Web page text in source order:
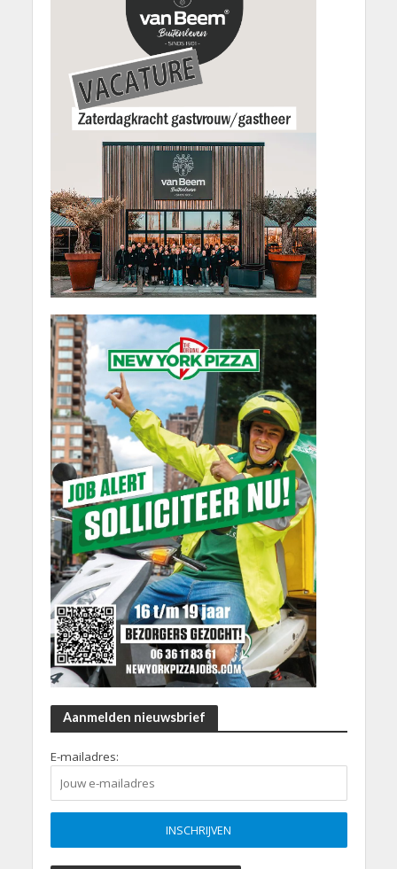
Aanmelden nieuwsbrief
E-mailadres: